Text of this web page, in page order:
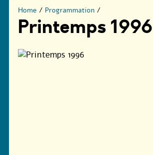
Home / Programmation /
Printemps 1996